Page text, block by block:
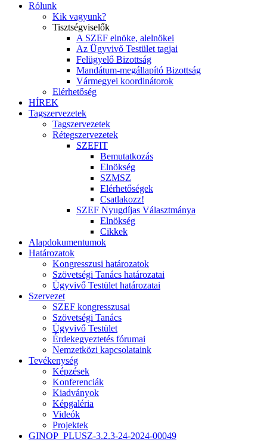
Rólunk
Kik vagyunk?
Tisztségviselők
A SZEF elnöke, alelnökei
Az Ügyvivő Testület tagjai
Felügyelő Bizottság
Mandátum-megállapító Bizottság
Vármegyei koordinátorok
Elérhetőség
HÍREK
Tagszervezetek
Tagszervezetek
Rétegszervezetek
SZEFIT
Bemutatkozás
Elnökség
SZMSZ
Elérhetőségek
Csatlakozz!
SZEF Nyugdíjas Választmánya
Elnökség
Cikkek
Alapdokumentumok
Határozatok
Kongresszusi határozatok
Szövetségi Tanács határozatai
Ügyvivő Testület határozatai
Szervezet
SZEF kongresszusai
Szövetségi Tanács
Ügyvivő Testület
Érdekegyeztetés fórumai
Nemzetközi kapcsolataink
Tevékenység
Képzések
Konferenciák
Kiadványok
Képgaléria
Videók
Projektek
GINOP_PLUSZ-3.2.3-24-2024-00049